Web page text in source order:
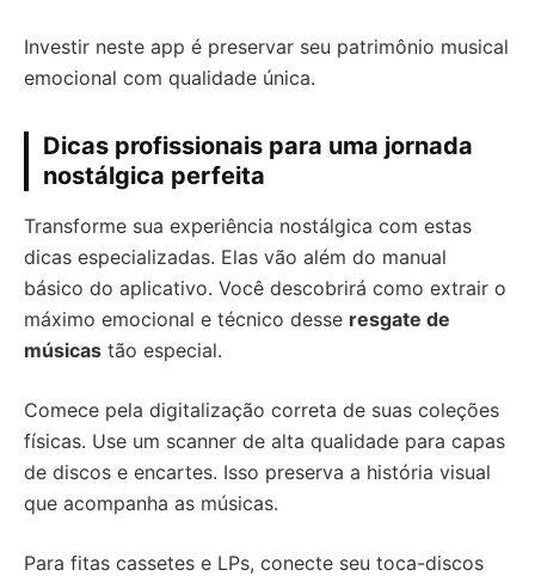
Investir neste app é preservar seu patrimônio musical
emocional com qualidade única.
Dicas profissionais para uma jornada
nostálgica perfeita
Transforme sua experiência nostálgica com estas
dicas especializadas. Elas vão além do manual
básico do aplicativo. Você descobrirá como extrair o
máximo emocional e técnico desse resgate de
músicas tão especial.
Comece pela digitalização correta de suas coleções
físicas. Use um scanner de alta qualidade para capas
de discos e encartes. Isso preserva a história visual
que acompanha as músicas.
Para fitas cassetes e LPs, conecte seu toca-discos